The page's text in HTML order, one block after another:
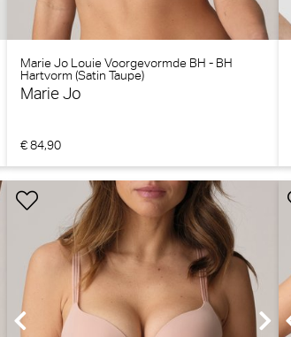
Marie Jo Louie Voorgevormde BH - BH
Hartvorm (Satin Taupe)
Marie Jo
€ 84,90